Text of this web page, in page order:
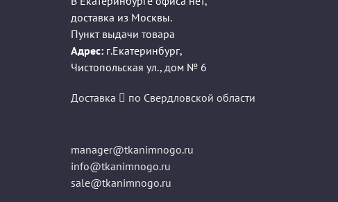
доставка из Москвы.
Пункт выдачи товара
Адрес: г.Екатеринбург,
Чистопольская ул., дом № 6
Доставка по Свердловской области
manager@tkanimnogo.ru
info@tkanimnogo.ru
sale@tkanimnogo.ru